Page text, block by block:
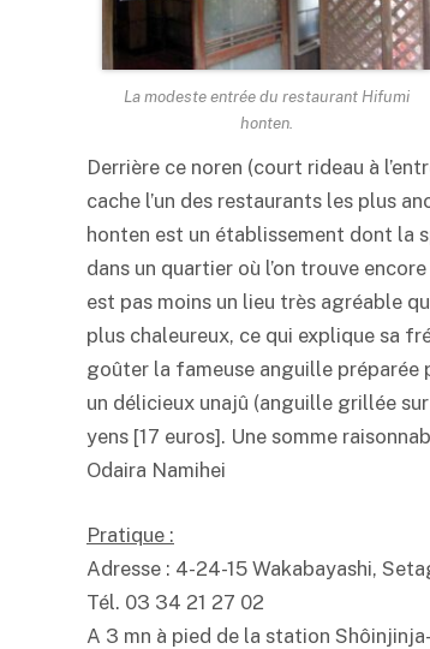
La modeste entrée du restaurant Hifumi
honten.
Derrière ce noren (court rideau à
cache l’un des restaurants les plus
honten est un établissement dont la
dans un quartier où l’on trouve
est pas moins un lieu très agréable
plus chaleureux, ce qui explique sa
goûter la fameuse anguille
un délicieux unajû (anguille grillée
yens [17 euros]. Une somme
Odaira Namihei
Pratique :
Adresse : 4-24-15 Wakabayashi,
Tél. 03 34 21 27 02
A 3 mn à pied de la station